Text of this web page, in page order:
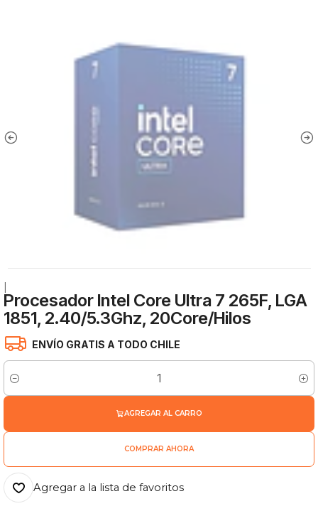
Procesador Intel Core Ultra 7 265F, LGA
1851, 2.40/5.3Ghz, 20Core/Hilos
ENVÍO GRATIS A TODO CHILE
Cantidad
AGREGAR AL CARRO
COMPRAR AHORA
Agregar a la lista de favoritos